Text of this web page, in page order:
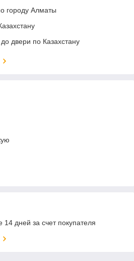
городу Алматы
двери по Казахстану
14 дней за счет покупателя